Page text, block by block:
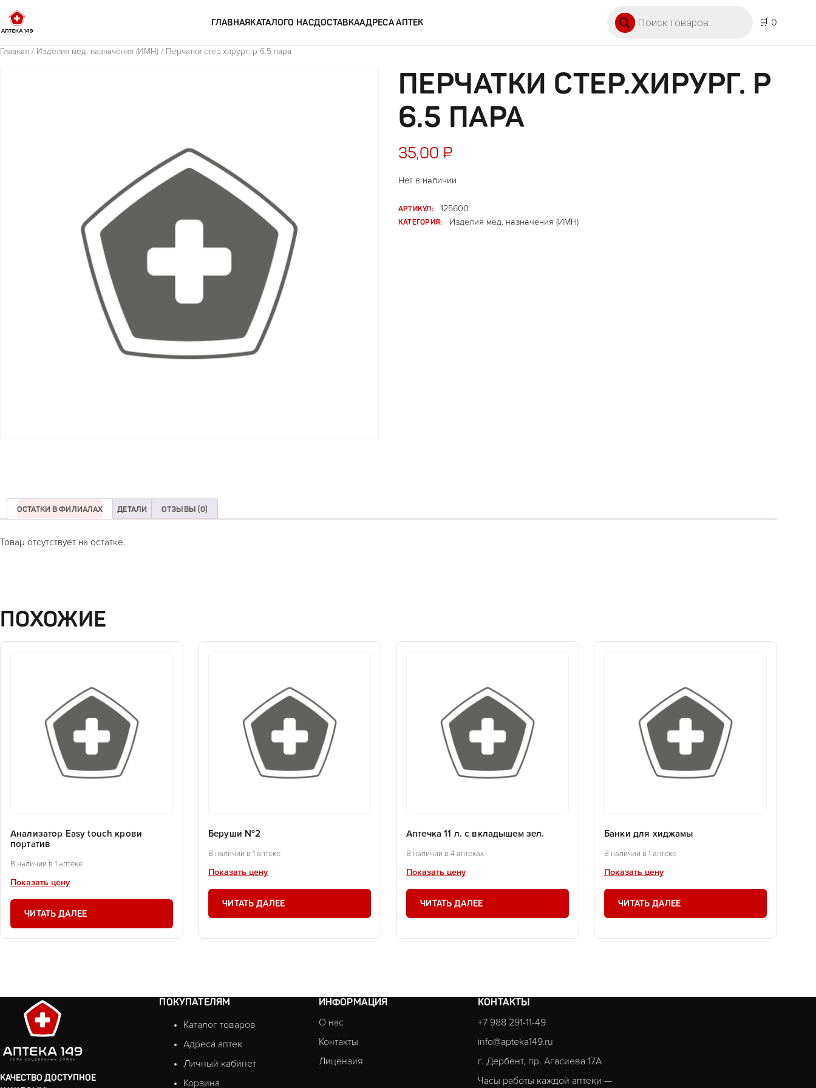
ГЛАВНАЯКАТАЛОГО НАСДОСТАВКААДРЕСА АПТЕК
🛒 0
Главная / Изделия мед. назначения (ИМН) / Перчатки стер.хирург. р 6.5 пара
ПЕРЧАТКИ СТЕР.ХИРУРГ. Р
6.5 ПАРА
35,00 ₽
Нет в наличии
АРТИКУЛ:
125600
КАТЕГОРИЯ:
Изделия мед. назначения (ИМН)
ОСТАТКИ В ФИЛИАЛАХ ДЕТАЛИ ОТЗЫВЫ (0)
Товар отсутствует на остатке.
ПОХОЖИЕ
Анализатор Еasy touch крови
портатив
В наличии в 1 аптеке
Показать цену
ЧИТАТЬ ДАЛЕЕ
Беруши №2
В наличии в 1 аптеке
Показать цену
ЧИТАТЬ ДАЛЕЕ
Аптечка 11 л. с вкладышем зел.
В наличии в 4 аптеках
Показать цену
ЧИТАТЬ ДАЛЕЕ
Банки для хиджамы
В наличии в 1 аптеке
Показать цену
ЧИТАТЬ ДАЛЕЕ
КАЧЕСТВО ДОСТУПНОЕ
ПОКУПАТЕЛЯМ
Каталог товаров
Адреса аптек
Личный кабинет
Корзина
ИНФОРМАЦИЯ
О нас
Контакты
Лицензия
КОНТАКТЫ
+7 988 291-11-49
info@apteka149.ru
г. Дербент, пр. Агасиева 17А
Часы работы каждой аптеки —